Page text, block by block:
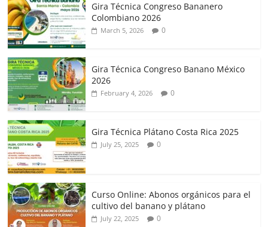
Gira Técnica Congreso Bananero
Colombiano 2026
March 5, 2026 0
Gira Técnica Congreso Banano México
2026
February 4, 2026 0
Gira Técnica Plátano Costa Rica 2025
July 25, 2025 0
Curso Online: Abonos orgánicos para el
cultivo del banano y plátano
July 22, 2025 0